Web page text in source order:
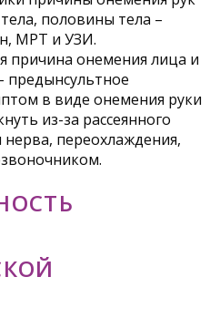
половины тела –
МРТ и УЗИ.
причина онемения лица и
предынсультное
в виде онемения руки
из-за рассеянного
нерва, переохлаждения,